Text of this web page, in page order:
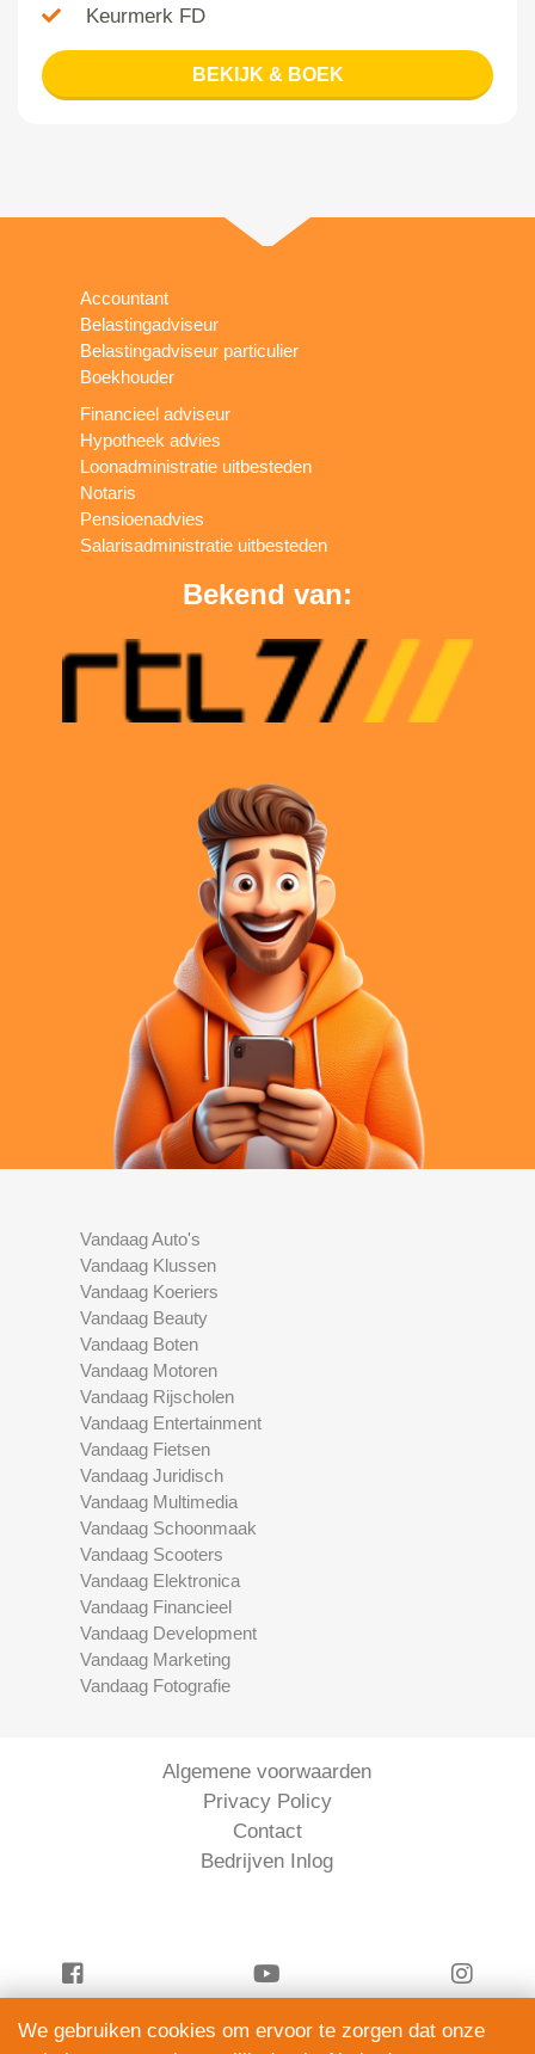
Keurmerk FD
BEKIJK & BOEK
Accountant
Belastingadviseur
Belastingadviseur particulier
Boekhouder
Financieel adviseur
Hypotheek advies
Loonadministratie uitbesteden
Notaris
Pensioenadvies
Salarisadministratie uitbesteden
Bekend van:
Vandaag Auto's
Vandaag Klussen
Vandaag Koeriers
Vandaag Beauty
Vandaag Boten
Vandaag Motoren
Vandaag Rijscholen
Vandaag Entertainment
Vandaag Fietsen
Vandaag Juridisch
Vandaag Multimedia
Vandaag Schoonmaak
Vandaag Scooters
Vandaag Elektronica
Vandaag Financieel
Vandaag Development
Vandaag Marketing
Vandaag Fotografie
Algemene voorwaarden
Privacy Policy
Contact
Bedrijven Inlog
We gebruiken cookies om ervoor te zorgen dat onze